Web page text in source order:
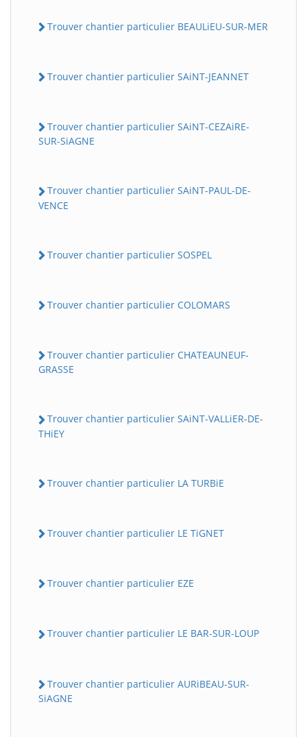
Trouver chantier particulier BEAULiEU-SUR-MER
Trouver chantier particulier SAiNT-JEANNET
Trouver chantier particulier SAiNT-CEZAiRE-
SUR-SiAGNE
Trouver chantier particulier SAiNT-PAUL-DE-
VENCE
Trouver chantier particulier SOSPEL
Trouver chantier particulier COLOMARS
Trouver chantier particulier CHATEAUNEUF-
GRASSE
Trouver chantier particulier SAiNT-VALLiER-DE-
THiEY
Trouver chantier particulier LA TURBiE
Trouver chantier particulier LE TiGNET
Trouver chantier particulier EZE
Trouver chantier particulier LE BAR-SUR-LOUP
Trouver chantier particulier AURiBEAU-SUR-
SiAGNE